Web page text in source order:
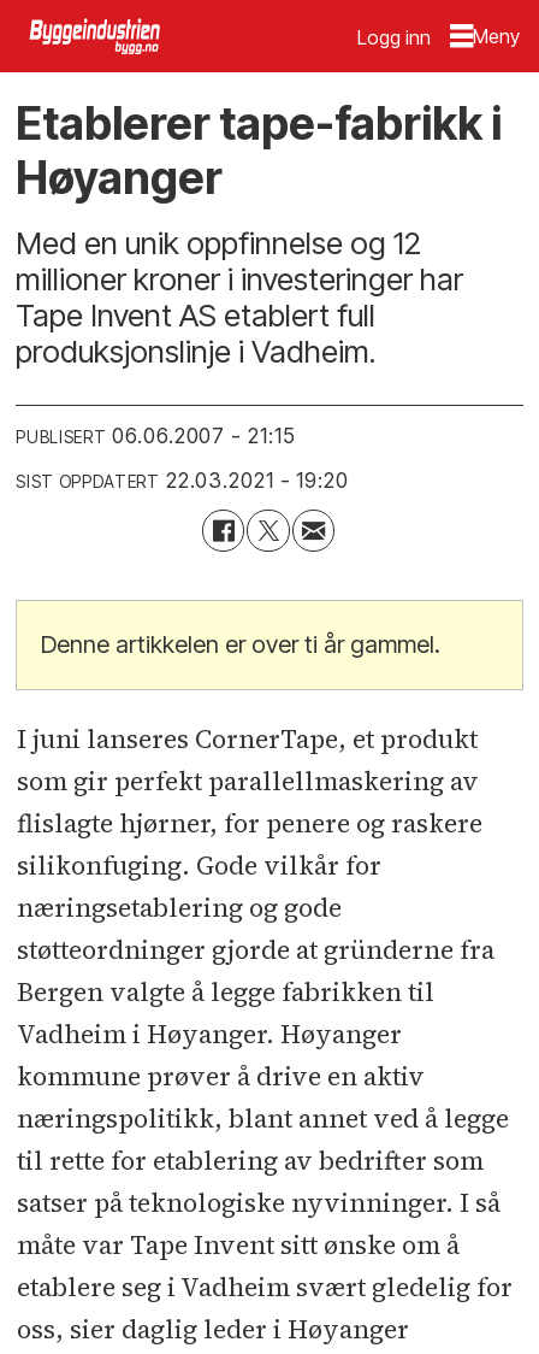
Logg inn
Etablerer tape-fabrikk i
Høyanger
Med en unik oppfinnelse og 12
millioner kroner i investeringer har
Tape Invent AS etablert full
produksjonslinje i Vadheim.
PUBLISERT 06.06.2007 - 21:15
SIST OPPDATERT 22.03.2021 - 19:20
Denne artikkelen er over ti år gammel.
I juni lanseres CornerTape, et produkt
som gir perfekt parallellmaskering av
flislagte hjørner, for penere og raskere
silikonfuging. Gode vilkår for
næringsetablering og gode
støtteordninger gjorde at gründerne fra
Bergen valgte å legge fabrikken til
Vadheim i Høyanger. Høyanger
kommune prøver å drive en aktiv
næringspolitikk, blant annet ved å legge
til rette for etablering av bedrifter som
satser på teknologiske nyvinninger. I så
måte var Tape Invent sitt ønske om å
etablere seg i Vadheim svært gledelig for
oss, sier daglig leder i Høyanger